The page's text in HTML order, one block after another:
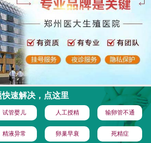
速解决，点这里
试管婴儿 人工授精 输卵管不通
精液异常 卵巢早衰 死精症